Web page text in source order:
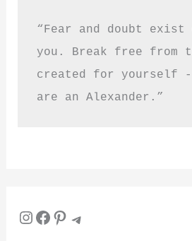
“Fear and doubt
you. Break free from
created for yourself
are an Alexander.”
InstagramFacebook Pinterest Telegram